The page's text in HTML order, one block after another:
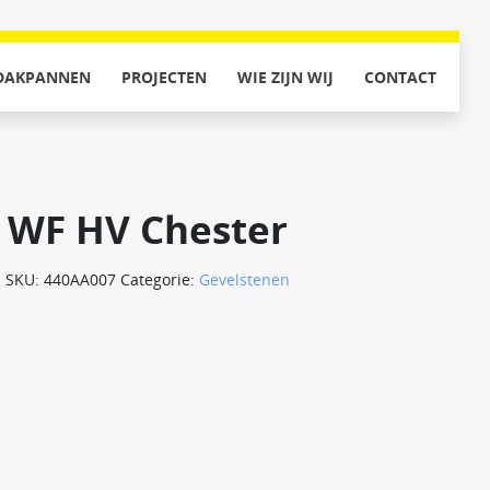
PROJECTEN WIE ZIJN WIJ CONTACT
WF HV Chester
SKU:440AA007 Categorie: Gevelstenen